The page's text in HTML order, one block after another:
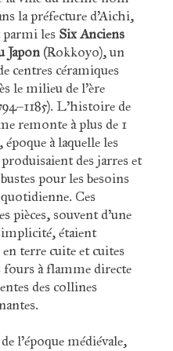
la préfecture d’Aichi,
les Six Anciens
Japon (Rokkoyo), un
centres céramiques
le milieu de l’ère
L’histoire de
remonte à plus de 1
époque à laquelle les
produisaient des jarres et
pour les besoins
quotidienne. Ces
pièces, souvent d'une
étaient
en terre cuite et cuites
fours à flamme directe
des collines
l’époque médiévale,